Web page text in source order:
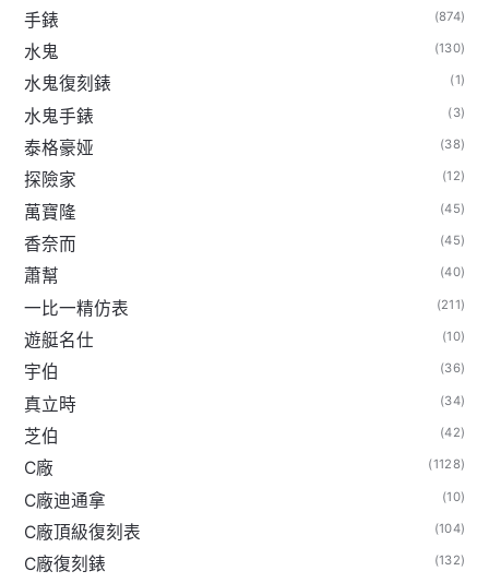
手錶 (874)
水鬼 (130)
水鬼復刻錶 (1)
水鬼手錶 (3)
泰格豪娅 (38)
探險家 (12)
萬寶隆 (45)
香奈而 (45)
蕭幫 (40)
一比一精仿表 (211)
遊艇名仕 (10)
宇伯 (36)
真立時 (34)
芝伯 (42)
C廠 (1128)
C廠迪通拿 (10)
C廠頂級復刻表 (104)
C廠復刻錶 (132)